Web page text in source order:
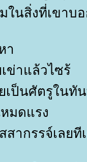
นสิ่งที่เขาบ
า
าแล้วไซร้
เป็นศัตรูในทั
มดแรง
ากรรจ์เลยที